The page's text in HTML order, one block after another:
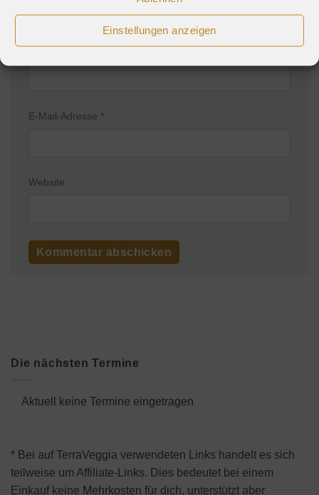
Einstellungen anzeigen
Name*
E-Mail-Adresse *
Website
Die nächsten Termine
Aktuell keine Termine eingetragen
* Bei auf TerraVeggia verwendeten Links handelt es sich
teilweise um Affiliate-Links. Dies bedeutet bei einem
Einkauf keine Mehrkosten für dich, unterstützt aber